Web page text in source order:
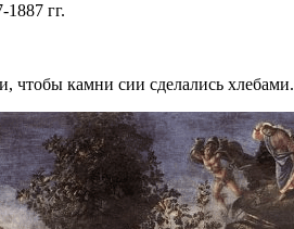
гг.
чтобы камни сии сделались хлебами.